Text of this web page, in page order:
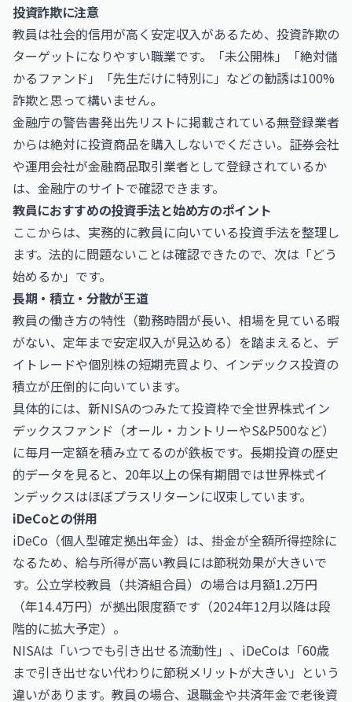
投資詐欺に注意
教員は社会的信用が高く安定収入があるため、投資詐欺の
ターゲットになりやすい職業です。「未公開株」「絶対儲
かるファンド」「先生だけに特別に」などの勧誘は100%
詐欺と思って構いません。
金融庁の警告書発出先リストに掲載されている無登録業者
からは絶対に投資商品を購入しないでください。証券会社
や運用会社が金融商品取引業者として登録されているか
は、金融庁のサイトで確認できます。
教員におすすめの投資手法と始め方のポイント
ここからは、実務的に教員に向いている投資手法を整理し
ます。法的に問題ないことは確認できたので、次は「どう
始めるか」です。
長期・積立・分散が王道
教員の働き方の特性（勤務時間が長い、相場を見ている暇
がない、定年まで安定収入が見込める）を踏まえると、デ
イトレードや個別株の短期売買より、インデックス投資の
積立が圧倒的に向いています。
具体的には、新NISAのつみたて投資枠で全世界株式イン
デックスファンド（オール・カントリーやS&P500など）
に毎月一定額を積み立てるのが鉄板です。長期投資の歴史
的データを見ると、20年以上の保有期間では世界株式イ
ンデックスはほぼプラスリターンに収束しています。
iDeCoとの併用
iDeCo（個人型確定拠出年金）は、掛金が全額所得控除に
なるため、給与所得が高い教員には節税効果が大きいで
す。公立学校教員（共済組合員）の場合は月額1.2万円
（年14.4万円）が拠出限度額です（2024年12月以降は段
階的に拡大予定）。
NISAは「いつでも引き出せる流動性」、iDeCoは「60歳
まで引き出せない代わりに節税メリットが大きい」という
違いがあります。教員の場合、退職金や共済年金で老後資